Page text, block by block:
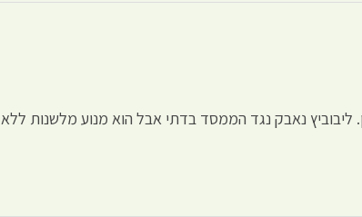
ליבוביץ נאבק נגד הממסד בדתי אבל הוא מנוע מלשנות ללא